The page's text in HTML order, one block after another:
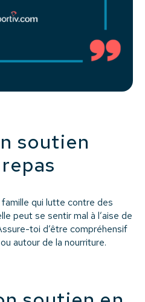
soutien
qui lutte contre des
peut se sentir mal à l’aise de
toi d’être compréhensif
autour de la nourriture.